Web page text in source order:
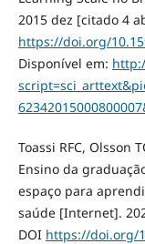
2015 dez [citado 4
https://doi.org/
Disponível em:
Toassi RFC, Olsson
Ensino da
espaço para
saúde [Internet].
DOI https://doi.org/